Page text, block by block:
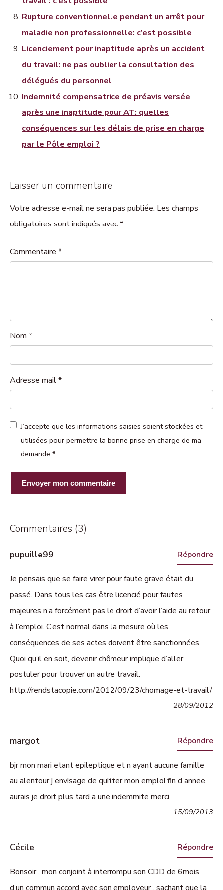
Rupture conventionnelle pendant un arrêt pour
maladie non professionnelle: c’est possible
Licenciement pour inaptitude après un accident
du travail: ne pas oublier la consultation des
délégués du personnel
Indemnité compensatrice de préavis versée
après une inaptitude pour AT: quelles
conséquences sur les délais de prise en charge
par le Pôle emploi ?
Laisser un commentaire
Votre adresse e-mail ne sera pas publiée. Les champs
obligatoires sont indiqués avec *
Commentaire *
Nom *
Adresse mail*
J’accepte que les informations saisies soient stockées et
utilisées pour permettre la bonne prise en charge de ma
demande *
Commentaires (3)
pupuille99 Répondre
Je pensais que se faire virer pour faute grave était du
passé. Dans tous les cas être licencié pour fautes
majeures n’a forcément pas le droit d’avoir l’aide au retour
à l’emploi. C’est normal dans la mesure où les
conséquences de ses actes doivent être sanctionnées.
Quoi qu’il en soit, devenir chômeur implique d’aller
postuler pour trouver un autre travail.
http://rendstacopie.com/2012/09/23/chomage-et-travail/
28/09/2012
margot Répondre
bjr mon mari etant epileptique et n ayant aucune famille
au alentour j envisage de quitter mon emploi fin d annee
aurais je droit plus tard a une indemmite merci
15/09/2013
Cécile Répondre
Bonsoir , mon conjoint à interrompu son CDD de 6mois
d’un commun accord avec son employeur , sachant que la